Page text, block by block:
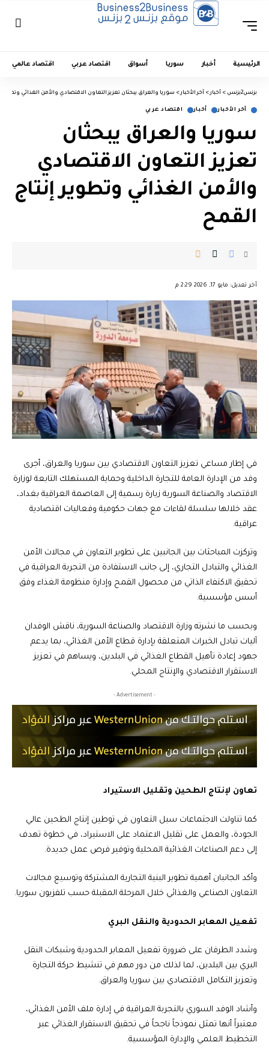
الرئيسية أخبار سوريا أسواق اقتصاد عربي اقتصاد عالمي
بزنس2بزنس > أخبار > آخر الأخبار > سوريا والعراق يبحثان تعزيز التعاون الاقتصادي والأمن الغذائي وتطوير
آخر الأخبار أخبار اقتصاد عربي
سوريا والعراق يبحثان
تعزيز التعاون الاقتصادي
والأمن الغذائي وتطوير إنتاج
القمح
آخر تعديل: مايو 17, 2026 2:29 م
في إطار مساعي تعزيز التعاون الاقتصادي بين سوريا والعراق، أجرى
وفد من الإدارة العامة للتجارة الداخلية وحماية المستهلك التابعة لوزارة
الاقتصاد والصناعة السورية زيارة رسمية إلى العاصمة العراقية بغداد،
عقد خلالها سلسلة لقاءات مع جهات حكومية وفعاليات اقتصادية
عراقية.
وتركزت المباحثات بين الجانبين على تطوير التعاون في مجالات الأمن
الغذائي والتبادل التجاري، إلى جانب الاستفادة من التجربة العراقية في
تحقيق الاكتفاء الذاتي من محصول القمح وإدارة منظومة الغذاء وفق
أسس مؤسسية.
وبحسب ما نشرته وزارة الاقتصاد والصناعة السورية، ناقش الوفدان
آليات تبادل الخبرات المتعلقة بإدارة قطاع الأمن الغذائي، بما يدعم
جهود إعادة تأهيل القطاع الغذائي في البلدين، ويساهم في تعزيز
الاستقرار الاقتصادي والإنتاج المحلي.
- Advertisement -
تعاون لإنتاج الطحين وتقليل الاستيراد
كما تناولت الاجتماعات سبل التعاون في توطين إنتاج الطحين عالي
الجودة، والعمل على تقليل الاعتماد على الاستيراد، في خطوة تهدف
إلى دعم الصناعات الغذائية المحلية وتوفير فرص عمل جديدة.
وأكد الجانبان أهمية تطوير البنية التجارية المشتركة وتوسيع مجالات
التعاون الصناعي والغذائي خلال المرحلة المقبلة حسب تلفزيون سوريا.
تفعيل المعابر الحدودية والنقل البري
وشدد الطرفان على ضرورة تفعيل المعابر الحدودية وشبكات النقل
البري بين البلدين، لما لذلك من دور مهم في تنشيط حركة التجارة
وتعزيز التكامل الاقتصادي بين سوريا والعراق.
وأشاد الوفد السوري بالتجربة العراقية في إدارة ملف الأمن الغذائي،
معتبراً أنها تمثل نموذجاً ناجحاً في تحقيق الاستقرار الغذائي عبر
التخطيط العلمي والإدارة المؤسسية.